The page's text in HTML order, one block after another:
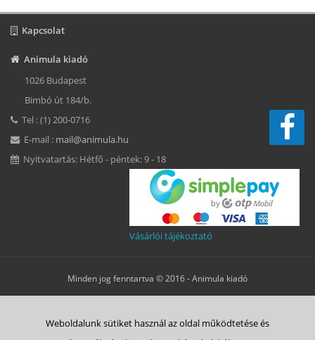
Kapcsolat
Animula kiadó
1026 Budapest
Bimbó út 184/b.
Tel : (1) 200-0716
E-mail : mail@animula.hu
Nyitvatartás: Hétfő - péntek: 9 - 18
Vásárlói tájékoztató
Minden jog fenntartva © 2016 -Animula kiadó
ÁSZF Adatkezelési tájékoztató Süti tájékoztató Szerzői jog
Weboldalunk sütiket használ az oldal működtetése és